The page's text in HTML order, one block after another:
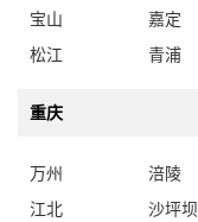
宝山
嘉定
松江
青浦
重庆
万州 涪陵
江北
沙坪坝